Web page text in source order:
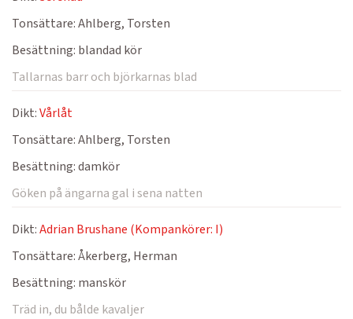
Tonsättare:Ahlberg, Torsten
Besättning: blandad kör
Tallarnas barr och björkarnas blad
Dikt:Vårlåt
Tonsättare:Ahlberg, Torsten
Besättning:damkör
Göken på ängarna gal i sena natten
Dikt:Adrian Brushane (Kompankörer: I)
Tonsättare:Åkerberg, Herman
Besättning: manskör
Träd in, du bålde kavaljer